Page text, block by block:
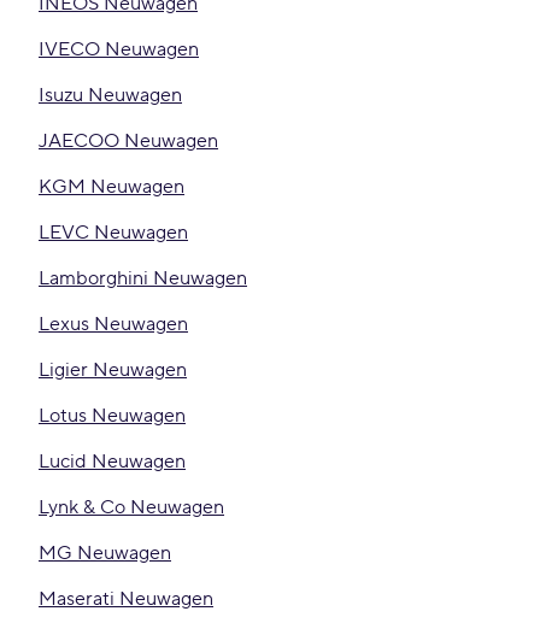
IVECO Neuwagen
Isuzu Neuwagen
JAECOO Neuwagen
KGM Neuwagen
LEVC Neuwagen
Lamborghini Neuwagen
Lexus Neuwagen
Ligier Neuwagen
Lotus Neuwagen
Lucid Neuwagen
Lynk & Co Neuwagen
MG Neuwagen
Maserati Neuwagen